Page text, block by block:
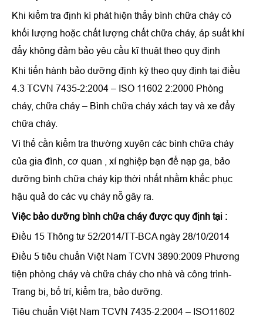
Khi kiểm tra định kì phát hiện thấy bình chữa cháy có
khối lượng hoặc chất lượng chất chữa cháy, áp suất khí
đẩy không đảm bảo yêu cầu kĩ thuật theo quy định
Khi tiến hành bảo dưỡng định kỳ theo quy định tại điều
4.3 TCVN 7435-2:2004 – ISO 11602 2:2000 Phòng
cháy, chữa cháy – Bình chữa cháy xách tay và xe đẩy
chữa cháy.
Vì thế cần kiểm tra thường xuyên các bình chữa cháy
của gia đình, cơ quan , xí nghiệp bạn để nạp ga, bảo
dưỡng bình chữa cháy kịp thời nhất nhằm khắc phục
hậu quả do các vụ cháy nỗ gây ra.
Việc bảo dưỡng bình chữa cháy được quy định tại :
Điều 15 Thông tư 52/2014/TT-BCA ngày 28/10/2014
Điều 5 tiêu chuẩn Việt Nam TCVN 3890:2009 Phương
tiện phòng cháy và chữa cháy cho nhà và công trình-
Trang bị, bố trí, kiểm tra, bảo dưỡng.
Tiêu chuẩn Việt Nam TCVN 7435-2:2004 – ISO11602